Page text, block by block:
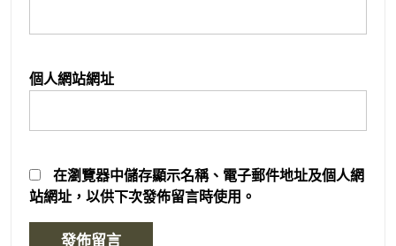
個人網站網址
在瀏覽器中儲存顯示名稱、電子郵件地址及個人網
站網址，以供下次發佈留言時使用。